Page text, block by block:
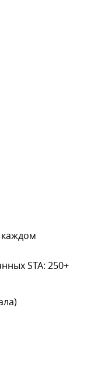
каждом
STA: 250+